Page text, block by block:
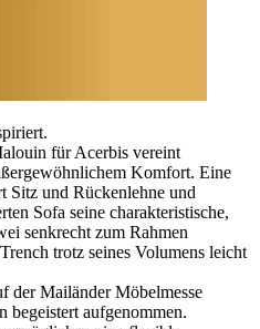
für Acerbis vereint
Komfort. Eine
Sitz und Rückenlehne und
Sofa seine charakteristische,
senkrecht zum Rahmen
trotz seines Volumens leicht
der Mailänder Möbelmesse
begeistert aufgenommen.